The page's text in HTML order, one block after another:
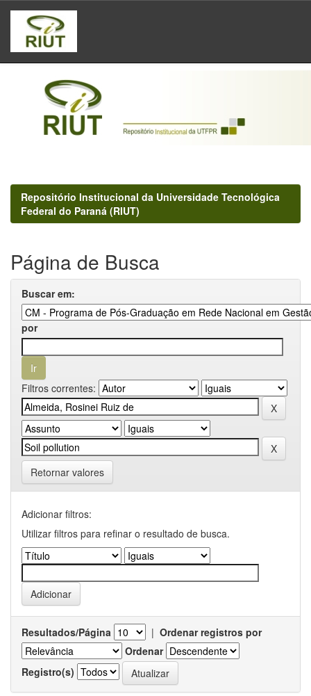
Skip
navigation
Repositório Institucional da Universidade Tecnológica
Federal do Paraná (RIUT)
Página de Busca
Buscar em:
por
Filtros correntes:
Retornar valores
Adicionar filtros:
Utilizar filtros para refinar o resultado de busca.
Resultados/Página | Ordenar registros por
Ordenar
Registro(s)